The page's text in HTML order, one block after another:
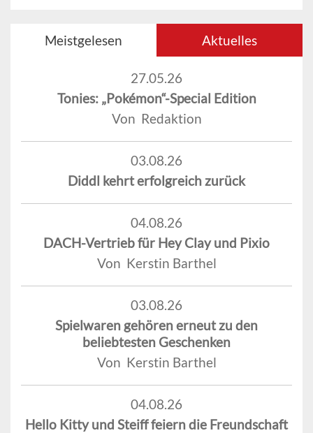
Meistgelesen Aktuelles
27.05.26
Tonies: „Pokémon“-Special Edition
Von Redaktion
03.08.26
Diddl kehrt erfolgreich zurück
04.08.26
DACH-Vertrieb für Hey Clay und Pixio
Von Kerstin Barthel
03.08.26
Spielwaren gehören erneut zu den
beliebtesten Geschenken
Von Kerstin Barthel
04.08.26
Hello Kitty und Steiff feiern die Freundschaft